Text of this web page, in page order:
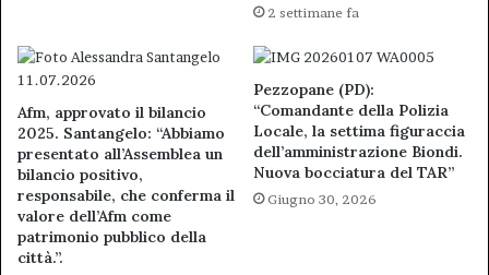
2 settimane fa
Afm, approvato il bilancio
2025. Santangelo: “Abbiamo
presentato all’Assemblea un
bilancio positivo,
responsabile, che conferma il
valore dell’Afm come
patrimonio pubblico della
città.”.
Pezzopane (PD):
“Comandante della Polizia
Locale, la settima figuraccia
dell’amministrazione Biondi.
Nuova bocciatura del TAR”
Giugno 30, 2026